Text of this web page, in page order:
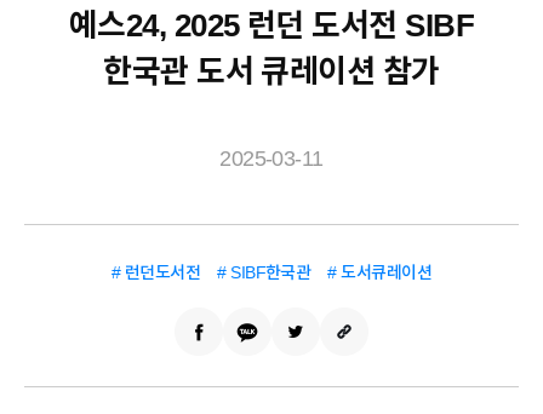
예스24, 2025 런던 도서전 SIBF
한국관 도서 큐레이션 참가
2025-03-11
# 런던도서전 # SIBF한국관 # 도서큐레이션